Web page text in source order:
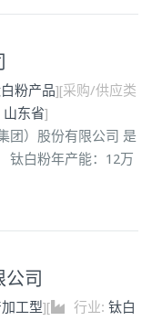
粉产品][采购/供应类
山东省]
团）股份有限公司 是
钛白粉年产能：12万
司
工型][ 行业: 钛白